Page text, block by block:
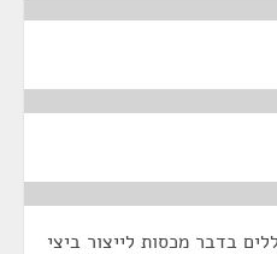
בדבר מכסות לייצור ביצי